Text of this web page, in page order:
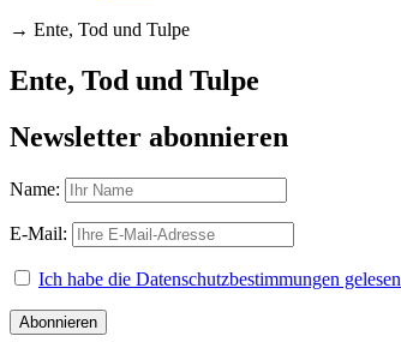
→ Ente, Tod und Tulpe
Ente, Tod und Tulpe
Newsletter abonnieren
Name:
E-Mail:
Ich habe die Datenschutzbestimmungen gelesen